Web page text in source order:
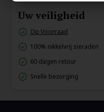
Uw veiligheid
Op Voorraad
100% nikkelvrij sieraden
60 dagen retour
Snelle bezorging